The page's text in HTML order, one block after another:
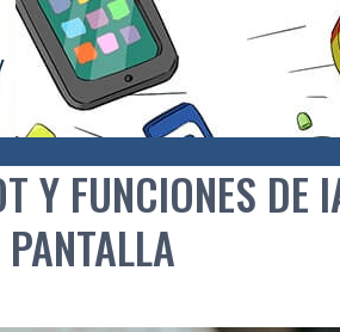
Y FUNCIONES DE